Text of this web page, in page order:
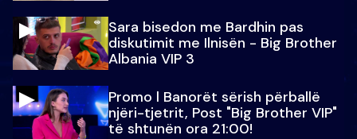
Sara bisedon me Bardhin pas
diskutimit me Ilnisën - Big Brother
Albania VIP 3
Promo l Banorët sërish përballë
njëri-tjetrit, Post "Big Brother VIP"
të shtunën ora 21:00!